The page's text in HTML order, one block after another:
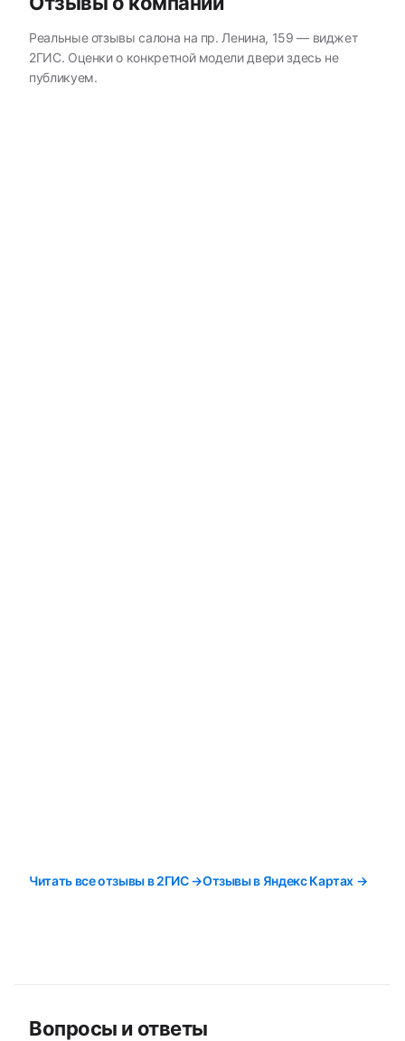
Реальные отзывы салона на пр. Ленина, 159 — виджет
2ГИС. Оценки о конкретной модели двери здесь не
публикуем.
Читать все отзывы в 2ГИС →Отзывы в Яндекс Картах →
Вопросы и ответы